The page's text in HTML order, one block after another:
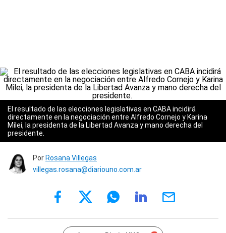
El resultado de las elecciones legislativas en CABA incidirá
directamente en la negociación entre Alfredo Cornejo y Karina
Milei, la presidenta de la Libertad Avanza y mano derecha del
presidente.
Por Rosana Villegas
villegas.rosana@diariouno.com.ar